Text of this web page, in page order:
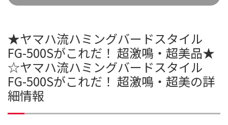
★ヤマハ流ハミングバードスタイル
FG-500Sがこれだ！ 超激鳴・超美品★
☆ヤマハ流ハミングバードスタイル
FG-500Sがこれだ！ 超激鳴・超美の詳
細情報